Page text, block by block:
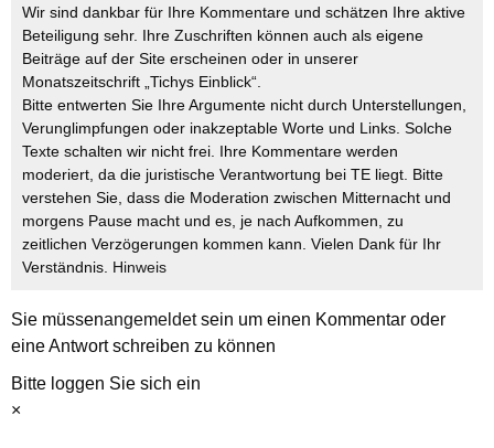
Wir sind dankbar für Ihre Kommentare und schätzen Ihre aktive
Beteiligung sehr. Ihre Zuschriften können auch als eigene
Beiträge auf der Site erscheinen oder in unserer
Monatszeitschrift „Tichys Einblick“.
Bitte entwerten Sie Ihre Argumente nicht durch Unterstellungen,
Verunglimpfungen oder inakzeptable Worte und Links. Solche
Texte schalten wir nicht frei. Ihre Kommentare werden
moderiert, da die juristische Verantwortung bei TE liegt. Bitte
verstehen Sie, dass die Moderation zwischen Mitternacht und
morgens Pause macht und es, je nach Aufkommen, zu
zeitlichen Verzögerungen kommen kann. Vielen Dank für Ihr
Verständnis. Hinweis
Sie müssenangemeldetsein um einen Kommentar oder
eine Antwort schreiben zu können
Bitte loggen Sie sich ein
×